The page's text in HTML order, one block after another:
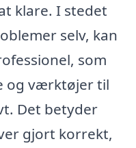
klare. I stedet
selv, kan
som
og værktøjer til
Det betyder
gjort korrekt,